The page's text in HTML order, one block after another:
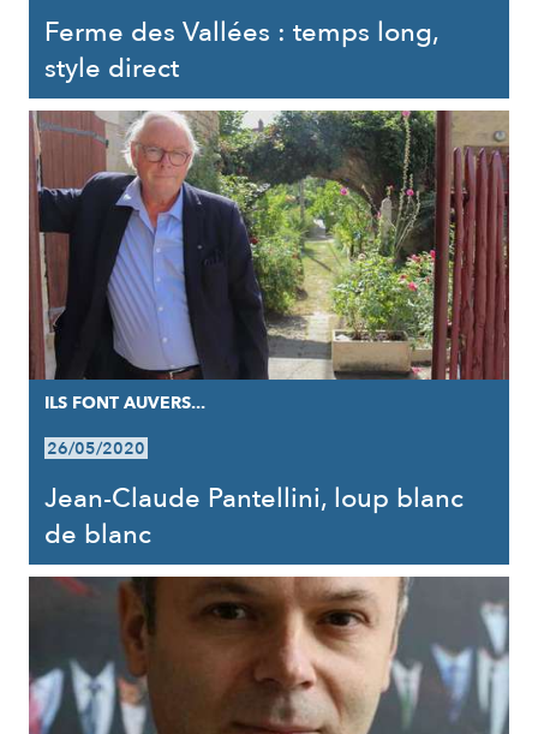
Ferme des Vallées : temps long,
style direct
ILS FONT AUVERS...
26/05/2020
Jean-Claude Pantellini, loup blanc
de blanc